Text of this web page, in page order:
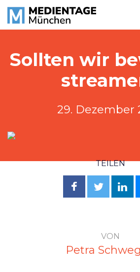
Sollten wir
29. Dezember
TEILEN
VON
Petra